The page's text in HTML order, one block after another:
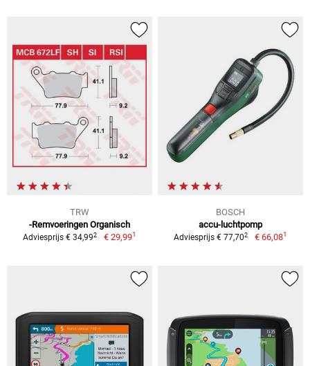
TRW
-Remvoeringen Organisch
Adviesprijs € 34,992 € 29,991
BOSCH
accu-luchtpomp
Adviesprijs € 77,702 € 66,081